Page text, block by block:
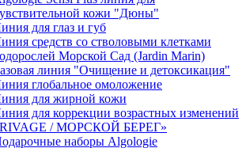
кожи "Дюны"
для глаз и губ
средств со стволовыми клетками
Морской Сад (Jardin Marin)
линия "Очищение и детоксикация"
глобальное омоложение
для жирной кожи
для коррекции возрастных изменений
/ МОРСКОЙ БЕРЕГ»
наборы Algologie